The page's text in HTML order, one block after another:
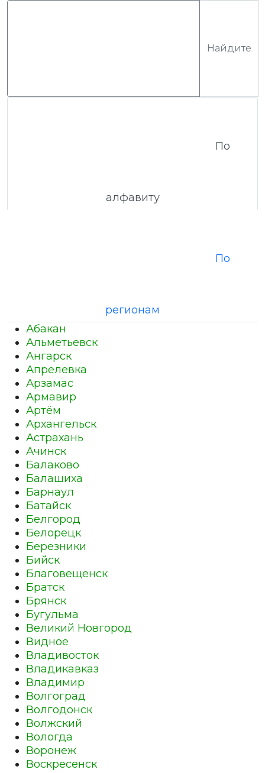
алфавиту
регионам
Абакан
Альметьевск
Ангарск
Апрелевка
Арзамас
Армавир
Артём
Архангельск
Астрахань
Ачинск
Балаково
Балашиха
Барнаул
Батайск
Белгород
Белорецк
Березники
Бийск
Благовещенск
Братск
Брянск
Бугульма
Великий Новгород
Видное
Владивосток
Владикавказ
Владимир
Волгоград
Волгодонск
Волжский
Вологда
Воронеж
Воскресенск